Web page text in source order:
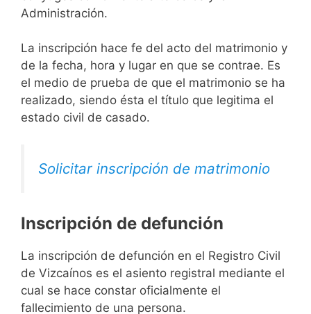
Administración.
La inscripción hace fe del acto del matrimonio y
de la fecha, hora y lugar en que se contrae. Es
el medio de prueba de que el matrimonio se ha
realizado, siendo ésta el título que legitima el
estado civil de casado.
Solicitar inscripción de matrimonio
Inscripción de defunción
La inscripción de defunción en el Registro Civil
de Vizcaínos es el asiento registral mediante el
cual se hace constar oficialmente el
fallecimiento de una persona.